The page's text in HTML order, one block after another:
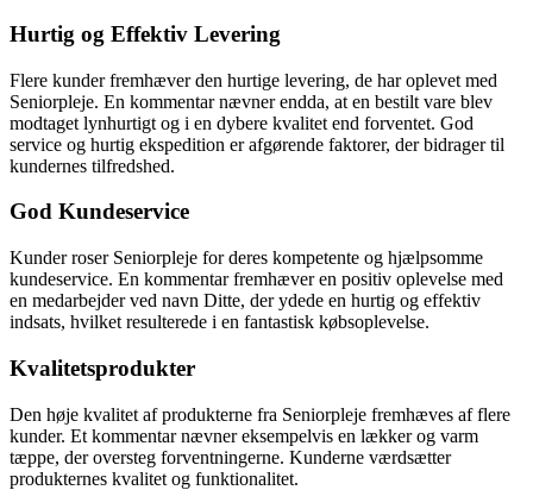
Hurtig og Effektiv Levering
Flere kunder fremhæver den hurtige levering, de har oplevet med
Seniorpleje. En kommentar nævner endda, at en bestilt vare blev
modtaget lynhurtigt og i en dybere kvalitet end forventet. God
service og hurtig ekspedition er afgørende faktorer, der bidrager til
kundernes tilfredshed.
God Kundeservice
Kunder roser Seniorpleje for deres kompetente og hjælpsomme
kundeservice. En kommentar fremhæver en positiv oplevelse med
en medarbejder ved navn Ditte, der ydede en hurtig og effektiv
indsats, hvilket resulterede i en fantastisk købsoplevelse.
Kvalitetsprodukter
Den høje kvalitet af produkterne fra Seniorpleje fremhæves af flere
kunder. Et kommentar nævner eksempelvis en lækker og varm
tæppe, der oversteg forventningerne. Kunderne værdsætter
produkternes kvalitet og funktionalitet.